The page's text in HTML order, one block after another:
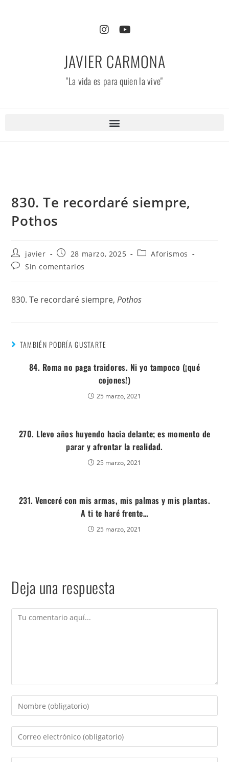
JAVIER CARMONA
"La vida es para quien la vive"
830. Te recordaré siempre,
Pothos
javier 28 marzo, 2025
Aforismos
Sin comentarios
830. Te recordaré siempre,Pothos
TAMBIÉN PODRÍA GUSTARTE
84. Roma no paga traidores. Ni yo tampoco (¡qué
cojones!)
25 marzo, 2021
270. Llevo años huyendo hacia delante; es momento de
parar y afrontar la realidad.
25 marzo, 2021
231. Venceré con mis armas, mis palmas y mis plantas.
A ti te haré frente…
25 marzo, 2021
Deja una respuesta